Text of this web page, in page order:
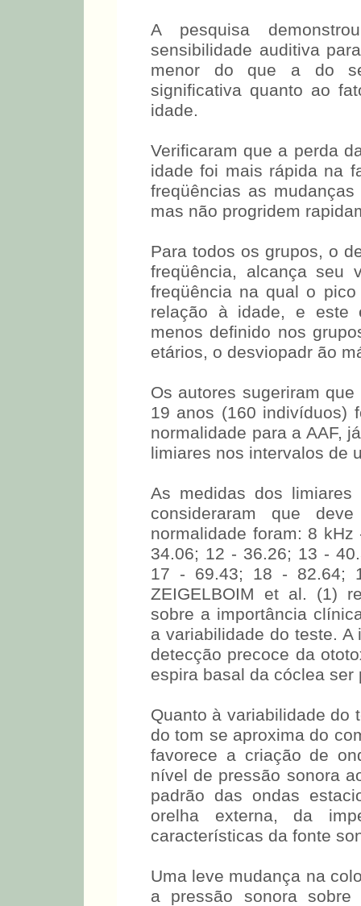
A pesquisa
sensibilidade auditiva
menor do que a do
significativa quanto ao
Verificaram que a perda
idade foi mais rápida na
freqüências as
Para todos os grupos, o
freqüência, alcança seu
freqüência na qual o
relação à idade, e este
menos definido nos
dB.
Os autores sugeriram
19 anos (160 indivíduos)
limiares nos intervalos de
As medidas dos
consideraram que
normalidade foram: 8
34.06; 12 - 36.26; 13 -
17 - 69.43; 18 - 82.64;
ZEIGELBOIM et al. (1)
sobre a importância
a variabilidade do teste.
espira basal da cóclea
Quanto à variabilidade do
do tom se aproxima do
favorece a criação de
nível de pressão sonora
padrão das ondas
características da fonte